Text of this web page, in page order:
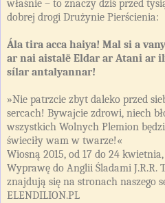
właśnie – to znaczy dziś przed
dobrej drogi Drużynie Pierścienia:
Ála tira acca haiya! Mal si a
ar nai aistalë Eldar ar Atani ar
sílar antalyannar!
»Nie patrzcie zbyt daleko przed
sercach! Bywajcie zdrowi, niech
wszystkich Wolnych Plemion
świeciły wam w twarze!«
Wiosną 2015, od 17 do 24
Wyprawę do Anglii Śladami J.R.R.
znajdują się na stronach naszego
ELENDILION.PL